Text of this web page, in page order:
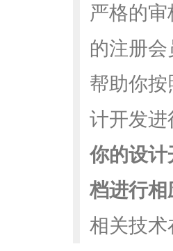
严格的
的注册
帮助你
计开发
你的设
档进行
相关技